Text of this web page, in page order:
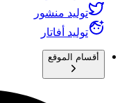
توليد منشور
توليد أفاتار
أقسام الموقع